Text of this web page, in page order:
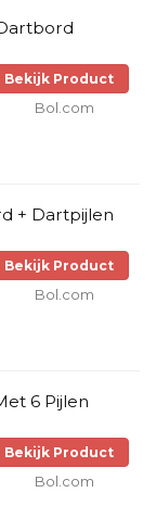
Bekijk Product
Bol.com
+ Dartpijlen
Bekijk Product
Bol.com
6 Pijlen
Bekijk Product
Bol.com